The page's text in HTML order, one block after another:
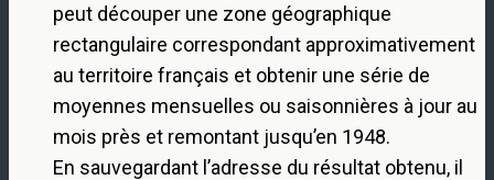
peut découper une zone géographique
rectangulaire correspondant approximativement
au territoire français et obtenir une série de
moyennes mensuelles ou saisonnières à jour au
mois près et remontant jusqu’en 1948.
En sauvegardant l’adresse du résultat obtenu, il